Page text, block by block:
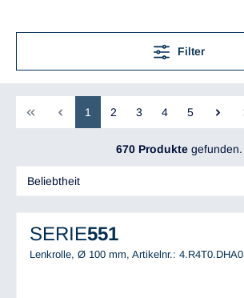
Filter
1 2 3 4 5
670 Produkte gefunden.
SERIE551
Lenkrolle, Ø 100 mm, Artikelnr.: 4.R4T0.DHA0